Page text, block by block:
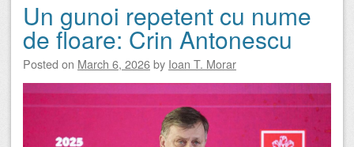
Un gunoi repetent cu nume
de floare: Crin Antonescu
Posted on March 6, 2026by Ioan T. Morar